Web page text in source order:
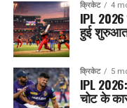
क्रिकेट 4
IPL
हुई
क्रिकेट 5
IPL
चोट के